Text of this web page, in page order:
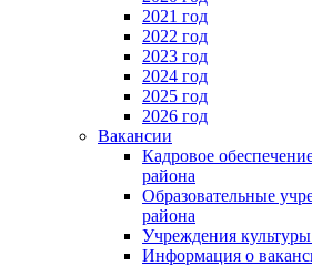
2021 год
2022 год
2023 год
2024 год
2025 год
2026 год
Вакансии
Кадровое
района
Образовательные
района
Учреждения
Информация о